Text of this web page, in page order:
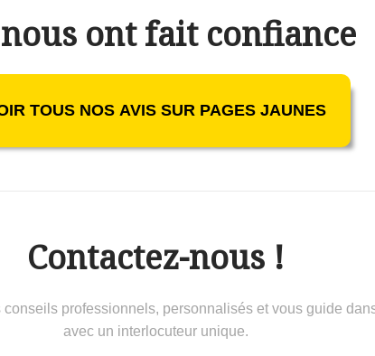
ont fait confiance
TOUS NOS AVIS SUR PAGES JAUNES
Contactez-nous !
professionnels, personnalisés et vous guide
avec un interlocuteur unique.